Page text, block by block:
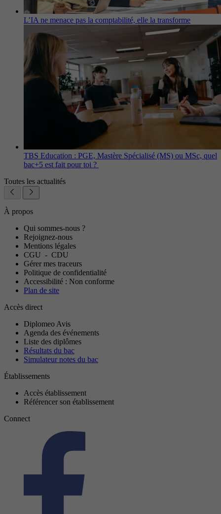
L’IA ne menace pas la comptabilité, elle la transforme
TBS Education : PGE, Mastère Spécialisé (MS) ou MSc, quel
bac+5 est fait pour toi ?
Toutes les actualités
À propos
Qui sommes-nous ?
Rejoignez-nous
Mentions légales
CGU - CDU
Gérer mes traceurs
Politique de confidentialité
Accessibilité : Non conforme
Plan de site
Accès direct
Diplomeo Avis
Agenda des événements
Liste des diplômes
Résultats du bac
Simulateur notes du bac
Établissements
Accès établissement
Référencer son établissement
Connect